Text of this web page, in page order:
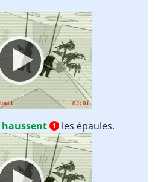
Video
Player
haussent 1 les épaules.
Video
Player